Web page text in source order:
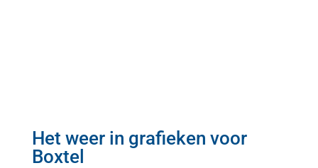
Het weer in grafieken voor
Boxtel